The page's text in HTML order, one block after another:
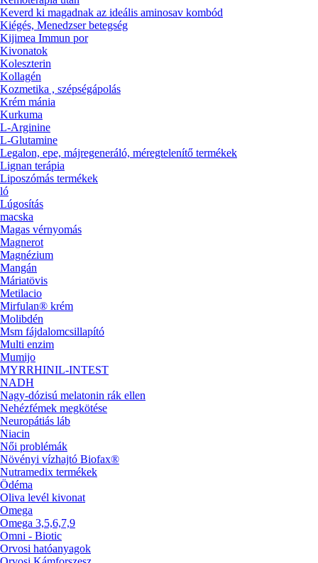
Keverd ki magadnak az ideális aminosav kombód
Kiégés, Menedzser betegség
Kijimea Immun por
Kivonatok
Koleszterin
Kollagén
Kozmetika , szépségápolás
Krém mánia
Kurkuma
L-Arginine
L-Glutamine
Legalon, epe, májregeneráló, méregtelenítő termékek
Lignan terápia
Liposzómás termékek
ló
Lúgosítás
macska
Magas vérnyomás
Magnerot
Magnézium
Mangán
Máriatövis
Metilacio
Mirfulan® krém
Molibdén
Msm fájdalomcsillapító
Multi enzim
Mumijo
MYRRHINIL-INTEST
NADH
Nagy-dózisú melatonin rák ellen
Nehézfémek megkötése
Neuropátiás láb
Niacin
Női problémák
Növényi vízhajtó Biofax®
Nutramedix termékek
Ödéma
Oliva levél kivonat
Omega
Omega 3,5,6,7,9
Omni - Biotic
Orvosi hatóanyagok